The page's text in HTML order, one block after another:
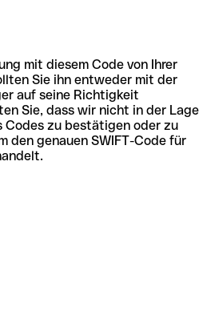
mit diesem Code von Ihrer
Sie ihn entweder mit der
auf seine Richtigkeit
Sie, dass wir nicht in der Lage
zu bestätigen oder zu
den genauen SWIFT-Code für